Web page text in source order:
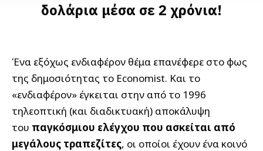
δολάρια μέσα σε 2 χρόνια!
Ένα εξόχως ενδιαφέρον θέμα επανέφερε στο φως
της δημοσιότητας το Economist. Και το
«ενδιαφέρον» έγκειται στην από το 1996
τηλεοπτική (και διαδικτυακή) αποκάλυψη
του παγκόσμιου ελέγχου που ασκείται από
μεγάλους τραπεζίτες, οι οποίοι έχουν ένα κοινό